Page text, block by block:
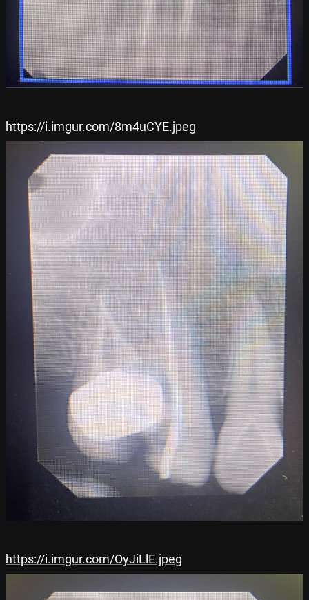
https://i.imgur.com/8m4uCYE.jpeg
https://i.imgur.com/OyJiLlE.jpeg